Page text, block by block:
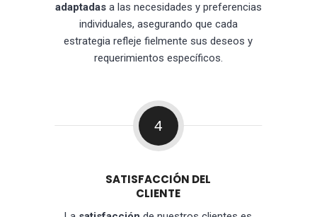
adaptadasa las necesidades y preferencias
individuales, asegurando que cada
estrategia refleje fielmente sus deseos y
requerimientos específicos.
4
SATISFACCIÓN DEL
CLIENTE